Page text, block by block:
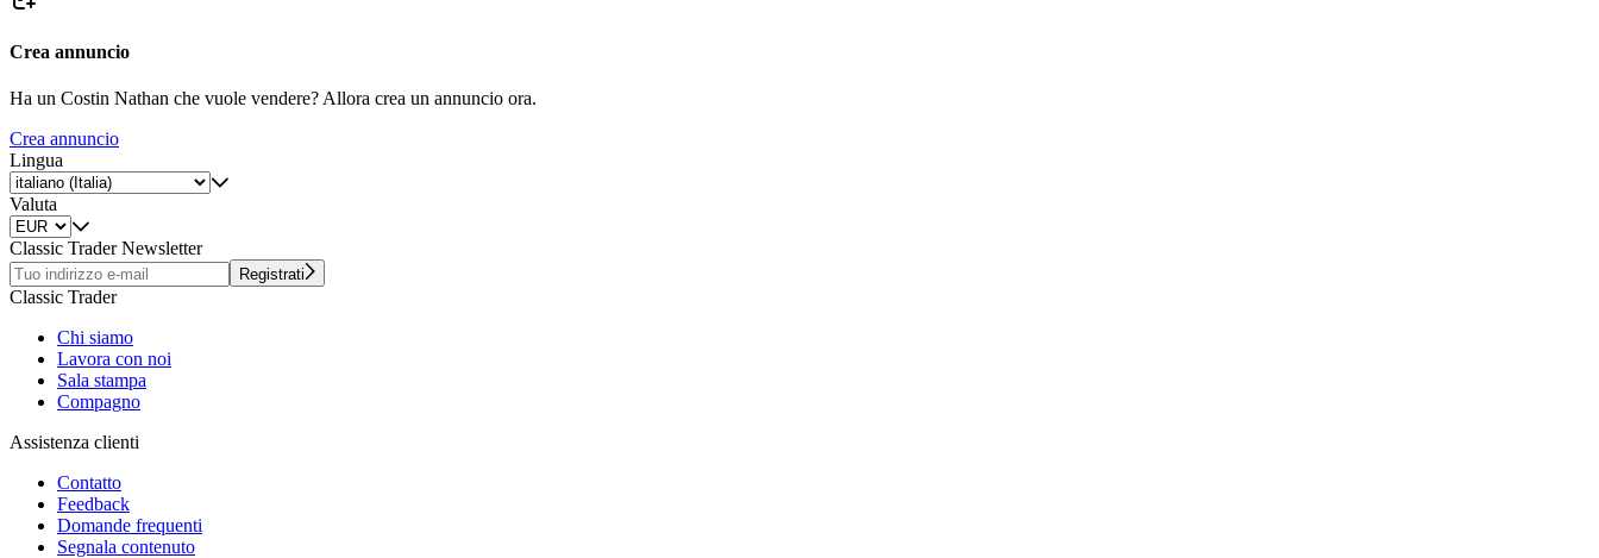
Crea annuncio
Ha un Costin Nathan che vuole vendere? Allora crea un annuncio ora.
Crea annuncio
Lingua
Valuta
Classic Trader Newsletter
Registrati
Classic Trader
Chi siamo
Lavora con noi
Sala stampa
Compagno
Assistenza clienti
Contatto
Feedback
Domande frequenti
Segnala contenuto